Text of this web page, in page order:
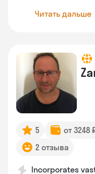
Читать дальше
5 от 3248
2 отзыва
Incorporates